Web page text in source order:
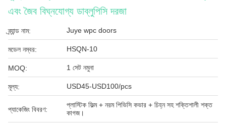
এবং জৈব বিঘ্নযোগ্য ডাব্লুপিসি দরজা
ব্র্যান্ড নাম: Juye wpc doors
মডেল নম্বর: HSQN-10
MOQ: 1 সেট নমুনা
মূল্য: USD45-USD100/pcs
প্যাকেজিং বিবরণ:
প্লাস্টিক ফিল্ম + নরম পিভিসি কভার + চিহ্ন সহ শক্তিশালী শক্ত
কাগজ।